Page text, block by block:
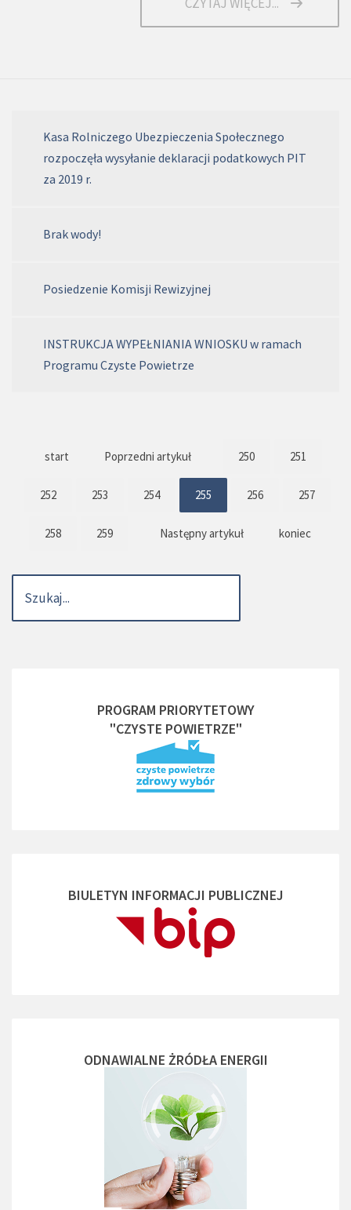
Kasa Rolniczego Ubezpieczenia Społecznego
rozpoczęła wysyłanie deklaracji podatkowych PIT
za 2019 r.
Brak wody!
Posiedzenie Komisji Rewizyjnej
INSTRUKCJA WYPEŁNIANIA WNIOSKU w ramach
Programu Czyste Powietrze
start Poprzedni artykuł 250 251
252 253 254 255 256 257
258 259 Następny artykuł koniec
PROGRAM PRIORYTETOWY
"CZYSTE POWIETRZE"
BIULETYN INFORMACJI PUBLICZNEJ
ODNAWIALNE ŻRÓDŁA ENERGII